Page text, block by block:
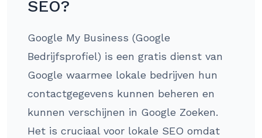
SEO?
Google My Business (Google
Bedrijfsprofiel) is een gratis dienst van
Google waarmee lokale bedrijven hun
contactgegevens kunnen beheren en
kunnen verschijnen in Google Zoeken.
Het is cruciaal voor lokale SEO omdat